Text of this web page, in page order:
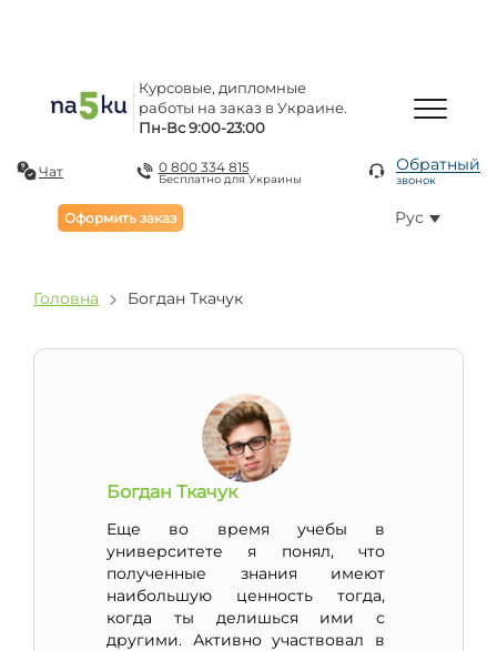
Курсовые, дипломные
работы на заказ в Украине.
Пн-Вс 9:00-23:00
Чат 0 800 334 815
Бесплатно для Украины
Обратный
звонок
Оформить заказ Рус
Головна Богдан Ткачук
Богдан Ткачук
Еще во время учебы в
университете я понял, что
полученные знания имеют
наибольшую ценность тогда,
когда ты делишься ими с
другими. Активно участвовал в